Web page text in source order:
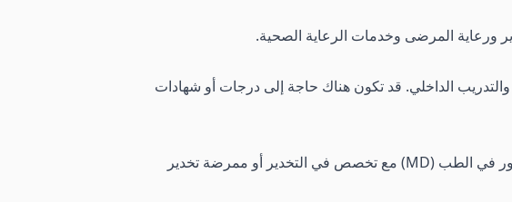
ورعاية المرضى وخدمات الرعاية الصحية.
والتدريب الداخلي. قد تكون هناك حاجة إلى درجات أو شهادات
قد يحصل الخريجون على درجة في التخدير ويواصلون تعليمهم الإضافي أو الشهادات المهنية، مثل دكتور في الطب (MD) مع تخصص في التخدير أو ممرضة تخدير